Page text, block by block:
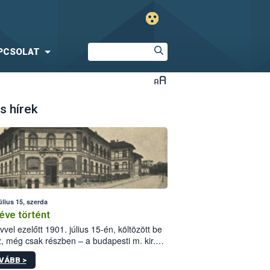
hírek
15, szerda
történt
ezelőtt 1901. július 15-én, költözött be
még csak részben – a budapesti m. kir.
állomás a Kis Rókus utca
alatti, Czigler Győző által tervezett új
>